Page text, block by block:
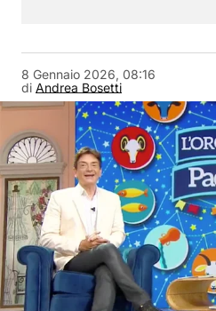
di Andrea Bosetti
8 Gennaio 2026, 08:16